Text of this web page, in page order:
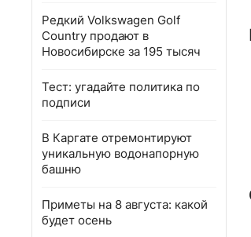
Редкий Volkswagen Golf
Country продают в
Новосибирске за 195 тысяч
Тест: угадайте политика по
подписи
В Каргате отремонтируют
уникальную водонапорную
башню
Приметы на 8 августа: какой
будет осень